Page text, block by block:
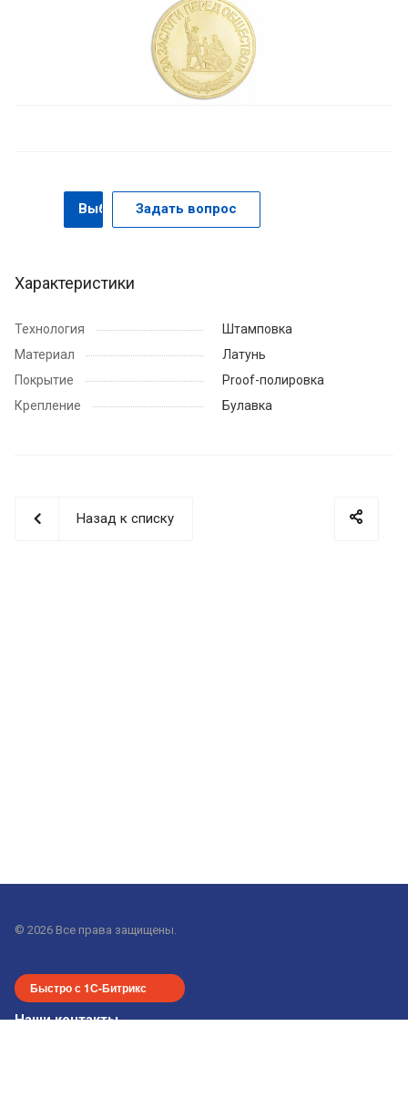
ВыбратьЗадать вопрос
Характеристики
Технология
Штамповка
Материал
Латунь
Покрытие
Proof-полировка
Крепление
Булавка
Назад к списку
© 2026 Все права защищены.
Быстро с 1С-Битрикс
Наши контакты